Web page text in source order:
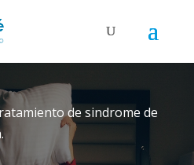
de sindrome de